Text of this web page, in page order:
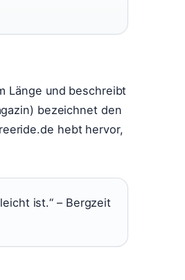
Länge und beschreibt
bezeichnet den
hebt hervor,
ist.“ – Bergzeit